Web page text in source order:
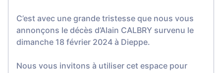
C’est avec une grande tristesse que nous vous
annonçons le décès d’Alain CALBRY survenu le
dimanche 18 février 2024 à Dieppe.
Nous vous invitons à utiliser cet espace pour